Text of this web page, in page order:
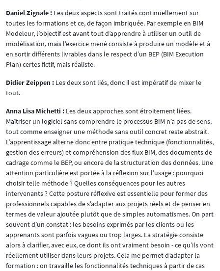
Daniel Zignale : Les deux aspects sont traités continuellement sur
toutes les formations et ce, de façon imbriquée. Par exemple en BIM
Modeleur, l’objectif est avant tout d’apprendre à utiliser un outil de
modélisation, mais l’exercice mené consiste à produire un modèle et à
en sortir différents livrables dans le respect d’un BEP (BIM Execution
Plan) certes fictif, mais réaliste.
Didier Zeippen : Les deux sont liés, donc il est impératif de mixer le
tout.
Anna Lisa Michetti : Les deux approches sont étroitement liées.
Maîtriser un logiciel sans comprendre le processus BIM n’a pas de sens,
tout comme enseigner une méthode sans outil concret reste abstrait.
L’apprentissage alterne donc entre pratique technique (fonctionnalités,
gestion des erreurs) et compréhension des flux BIM, des documents de
cadrage comme le BEP, ou encore de la structuration des données. Une
attention particulière est portée à la réflexion sur l’usage : pourquoi
choisir telle méthode ? Quelles conséquences pour les autres
intervenants ? Cette posture réflexive est essentielle pour former des
professionnels capables de s’adapter aux projets réels et de penser en
termes de valeur ajoutée plutôt que de simples automatismes. On part
souvent d’un constat : les besoins exprimés par les clients ou les
apprenants sont parfois vagues ou trop larges. La stratégie consiste
alors à clarifier, avec eux, ce dont ils ont vraiment besoin - ce qu’ils vont
réellement utiliser dans leurs projets. Cela me permet d’adapter la
formation : on travaille les fonctionnalités techniques à partir de cas